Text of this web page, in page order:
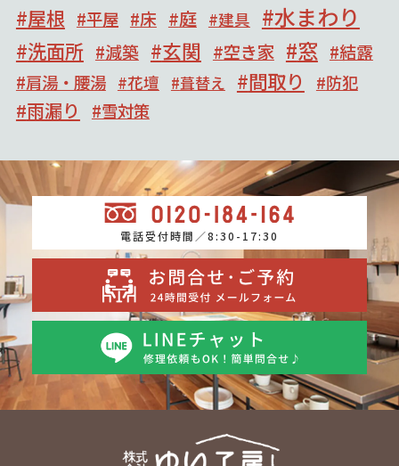
屋根 平屋 床 庭 建具 水まわり
洗面所 減築 玄関 空き家 窓 結露
肩湯・腰湯 花壇 葺替え 間取り 防犯
雨漏り 雪対策
電話受付時間／8:30-17:30